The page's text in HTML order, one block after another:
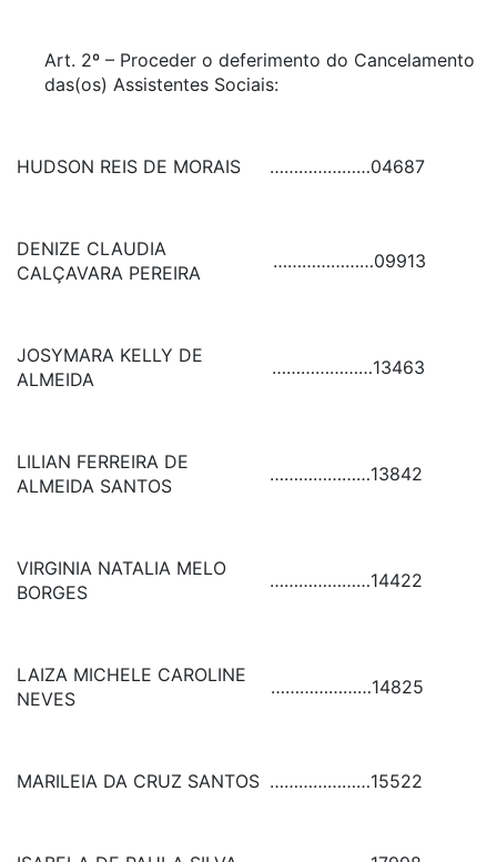
Art. 2º – Proceder o deferimento do Cancelamento
das(os) Assistentes Sociais:
HUDSON REIS DE MORAIS …………………04687
DENIZE CLAUDIA
CALÇAVARA PEREIRA
…………………09913
JOSYMARA KELLY DE
ALMEIDA
…………………13463
LILIAN FERREIRA DE
ALMEIDA SANTOS
…………………13842
VIRGINIA NATALIA MELO
BORGES
…………………14422
LAIZA MICHELE CAROLINE
NEVES
…………………14825
MARILEIA DA CRUZ SANTOS …………………15522